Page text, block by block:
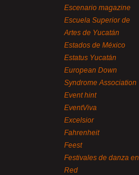
Escenario magazine
Escuela Superior de
Artes de Yucatán
Estados de México
Estatus Yucatán
European Down
Syndrome Association
Event hint
EventViva
Excelsior
Fahrenheit
Feest
Festivales de danza en
Red